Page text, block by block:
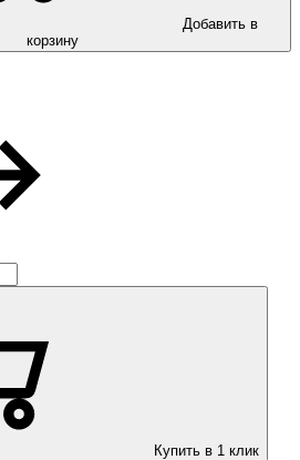
корзину
Купить в 1 клик